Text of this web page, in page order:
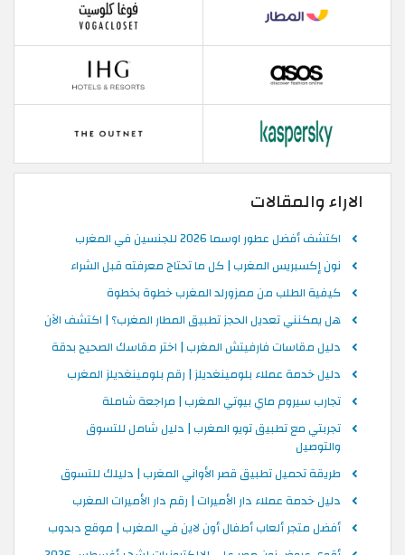
الاراء والمقالات
اكتشف أفضل عطور اوسما 2026 للجنسين في المغرب
نون إكسبريس المغرب | كل ما تحتاج معرفته قبل الشراء
كيفية الطلب من ممزورلد المغرب خطوة بخطوة
هل يمكنني تعديل الحجز تطبيق المطار المغرب؟ | اكتشف الآن
دليل مقاسات فارفيتش المغرب | اختر مقاسك الصحيح بدقة
دليل خدمة عملاء بلومينغديلز | رقم بلومينغديلز المغرب
تجارب سيروم ماي بيوتي المغرب | مراجعة شاملة
تجربتي مع تطبيق تويو المغرب | دليل شامل للتسوق
والتوصيل
طريقة تحميل تطبيق قصر الأواني المغرب | دليلك للتسوق
دليل خدمة عملاء دار الأميرات | رقم دار الأميرات المغرب
أفضل متجر ألعاب أطفال أون لاين في المغرب | موقع دبدوب